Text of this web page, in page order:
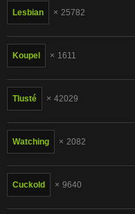
Lesbian 25782
Koupel 1611
Tlusté 42029
Watching 2082
Cuckold 9640